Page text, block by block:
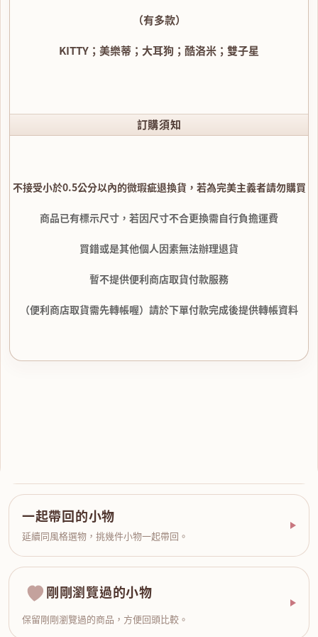
（有多款）
KITTY；美樂蒂；大耳狗；酷洛米；雙子星
訂購須知
不接受小於0.5公分以內的微瑕疵退換貨，若為完美主義者請勿購買
商品已有標示尺寸，若因尺寸不合更換需自行負擔運費
買錯或是其他個人因素無法辦理退貨
暫不提供便利商店取貨付款服務
（便利商店取貨需先轉帳喔）請於下單付款完成後提供轉帳資料
一起帶回的小物
延續同風格選物，挑幾件小物一起帶回。
剛剛瀏覽過的小物
保留剛剛瀏覽過的商品，方便回頭比較。